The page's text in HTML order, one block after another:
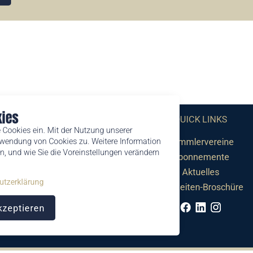
ein. Mit der Nutzung unserer
von Cookies zu. Weitere Information
und wie Sie die Voreinstellungen verändern
QUICK LINKS
Sammlervereine
Abonnemente
Aktuelles
Neuheiten-Broschüre